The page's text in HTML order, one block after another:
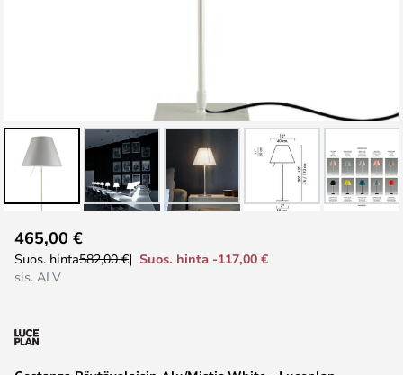
to
the
the
465,00 €
Suos. hinta582,00 €
Suos. hinta -117,00 €
sis. ALV